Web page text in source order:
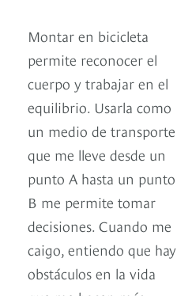
Montar en bicicleta
permite reconocer el
cuerpo y trabajar en el
equilibrio. Usarla como
un medio de transporte
que me lleve desde un
punto A hasta un punto
B me permite tomar
decisiones. Cuando me
caigo, entiendo que hay
obstáculos en la vida